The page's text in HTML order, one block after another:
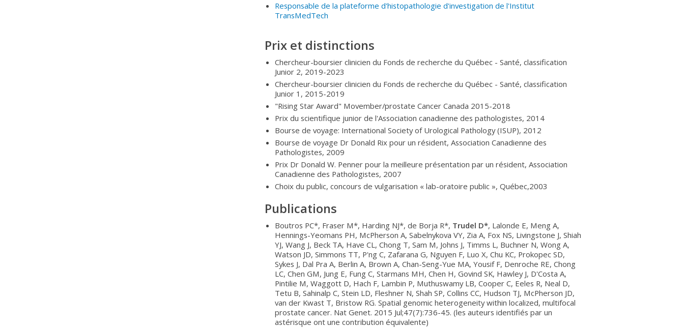
Responsable de la plateforme d'histopathologie d'investigation de l'Institut
TransMedTech
Prix et distinctions
Chercheur-boursier clinicien du Fonds de recherche du Québec - Santé, classification
Junior 2, 2019-2023
Chercheur-boursier clinicien du Fonds de recherche du Québec - Santé, classification
Junior 1, 2015-2019
"Rising Star Award" Movember/prostate Cancer Canada 2015-2018
Prix du scientifique junior de l'Association canadienne des pathologistes, 2014
Bourse de voyage: International Society of Urological Pathology (ISUP), 2012
Bourse de voyage Dr Donald Rix pour un résident, Association Canadienne des
Pathologistes, 2009
Prix Dr Donald W. Penner pour la meilleure présentation par un résident, Association
Canadienne des Pathologistes, 2007
Choix du public, concours de vulgarisation « lab-oratoire public », Québec,2003
Publications
Boutros PC*, Fraser M*, Harding NJ*, de Borja R*, Trudel D*, Lalonde E, Meng A,
Hennings-Yeomans PH, McPherson A, Sabelnykova VY, Zia A, Fox NS, Livingstone J, Shiah
YJ, Wang J, Beck TA, Have CL, Chong T, Sam M, Johns J, Timms L, Buchner N, Wong A,
Watson JD, Simmons TT, P'ng C, Zafarana G, Nguyen F, Luo X, Chu KC, Prokopec SD,
Sykes J, Dal Pra A, Berlin A, Brown A, Chan-Seng-Yue MA, Yousif F, Denroche RE, Chong
LC, Chen GM, Jung E, Fung C, Starmans MH, Chen H, Govind SK, Hawley J, D'Costa A,
Pintilie M, Waggott D, Hach F, Lambin P, Muthuswamy LB, Cooper C, Eeles R, Neal D,
Tetu B, Sahinalp C, Stein LD, Fleshner N, Shah SP, Collins CC, Hudson TJ, McPherson JD,
van der Kwast T, Bristow RG. Spatial genomic heterogeneity within localized, multifocal
prostate cancer. Nat Genet. 2015 Jul;47(7):736-45. (les auteurs identifiés par un
astérisque ont une contribution équivalente)